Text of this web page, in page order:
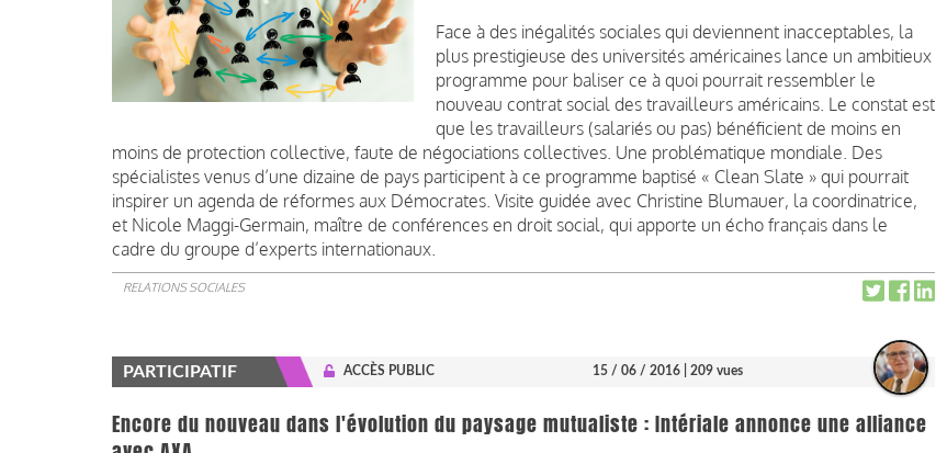
Face à des inégalités sociales qui deviennent inacceptables, la
plus prestigieuse des universités américaines lance un ambitieux
programme pour baliser ce à quoi pourrait ressembler le
nouveau contrat social des travailleurs américains. Le constat est
que les travailleurs (salariés ou pas) bénéficient de moins en
moins de protection collective, faute de négociations collectives. Une problématique mondiale. Des
spécialistes venus d’une dizaine de pays participent à ce programme baptisé « Clean Slate » qui pourrait
inspirer un agenda de réformes aux Démocrates. Visite guidée avec Christine Blumauer, la coordinatrice,
et Nicole Maggi-Germain, maître de conférences en droit social, qui apporte un écho français dans le
cadre du groupe d’experts internationaux.
RELATIONS SOCIALES
PARTICIPATIF ACCÈS PUBLIC 15 / 06 / 2016 | 209 vues
Encore du nouveau dans l'évolution du paysage mutualiste : Intériale annonce une alliance